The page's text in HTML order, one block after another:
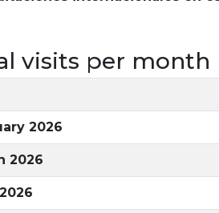
visits per month
2026
2026